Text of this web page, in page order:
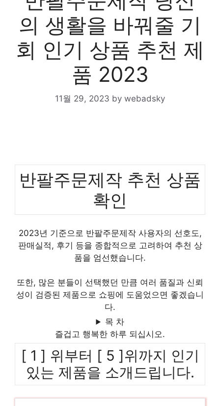
의 생활을 바꿔줄 기
회 인기 상품 추천 제
품 2023
11월 29, 2023 by webadsky
반팔주문제작 추천 상품
확인
2023년 기준으로 반팔주문제작 사용자의 선호도,
판매실적, 후기 등을 종합적으로 고려하여 추천 상
품을 엄선했습니다.
또한, 많은 분들이 선택했던 만큼 여러 품질과 신뢰
성이 검증된 제품으로 쇼핑에 도움었으면 좋겠습니
다.
목 차
즐겁고 행복한 하루 되십시오.
[ 1 ] 위부터 [ 5 ]위까지 인기
있는 제품을 소개드립니다.